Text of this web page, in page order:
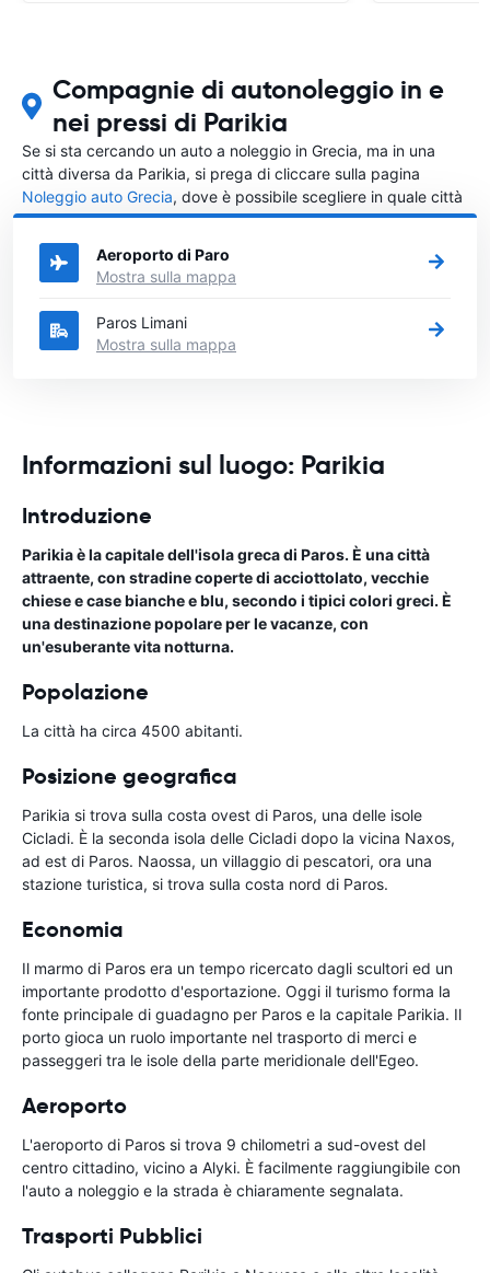
Compagnie di autonoleggio in e
nei pressi di Parikia
Se si sta cercando un auto a noleggio in Grecia, ma in una
città diversa da Parikia, si prega di cliccare sulla pagina
Noleggio auto Grecia, dove è possibile scegliere in quale città
in Grecia si vuole noleggiare l'auto.
Aeroporto di Paro
Mostra sulla mappa
Paros Limani
Mostra sulla mappa
Informazioni sul luogo: Parikia
Introduzione
Parikia è la capitale dell'isola greca di Paros. È una città
attraente, con stradine coperte di acciottolato, vecchie
chiese e case bianche e blu, secondo i tipici colori greci. È
una destinazione popolare per le vacanze, con
un'esuberante vita notturna.
Popolazione
La città ha circa 4500 abitanti.
Posizione geografica
Parikia si trova sulla costa ovest di Paros, una delle isole
Cicladi. È la seconda isola delle Cicladi dopo la vicina Naxos,
ad est di Paros. Naossa, un villaggio di pescatori, ora una
stazione turistica, si trova sulla costa nord di Paros.
Economia
Il marmo di Paros era un tempo ricercato dagli scultori ed un
importante prodotto d'esportazione. Oggi il turismo forma la
fonte principale di guadagno per Paros e la capitale Parikia. Il
porto gioca un ruolo importante nel trasporto di merci e
passeggeri tra le isole della parte meridionale dell'Egeo.
Aeroporto
L'aeroporto di Paros si trova 9 chilometri a sud-ovest del
centro cittadino, vicino a Alyki. È facilmente raggiungibile con
l'auto a noleggio e la strada è chiaramente segnalata.
Trasporti Pubblici